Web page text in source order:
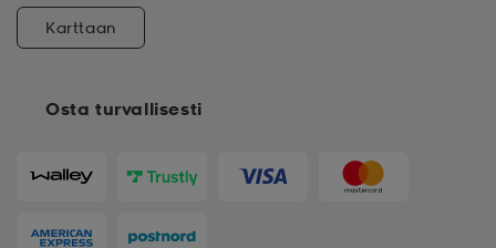
Osta turvallisesti
Karttaan